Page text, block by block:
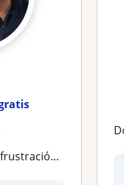
está la solución